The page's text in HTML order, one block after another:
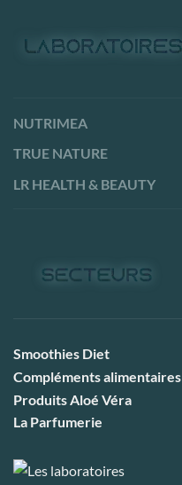
NUTRIMEA
TRUE NATURE
LR HEALTH & BEAUTY
Smoothies Diet
Compléments alimentaires
Produits Aloé Véra
La Parfumerie